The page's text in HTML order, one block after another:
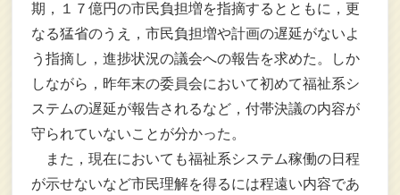
期，１７億円の市民負担増を指摘するとともに，更
なる猛省のうえ，市民負担増や計画の遅延がないよ
う指摘し，進捗状況の議会への報告を求めた。しか
しながら，昨年末の委員会において初めて福祉系シ
ステムの遅延が報告されるなど，付帯決議の内容が
守られていないことが分かった。
また，現在においても福祉系システム稼働の日程
が示せないなど市民理解を得るには程遠い内容であ